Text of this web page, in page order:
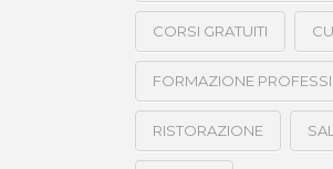
CORSI GRATUITI
FORMAZIONE
RISTORAZIONE